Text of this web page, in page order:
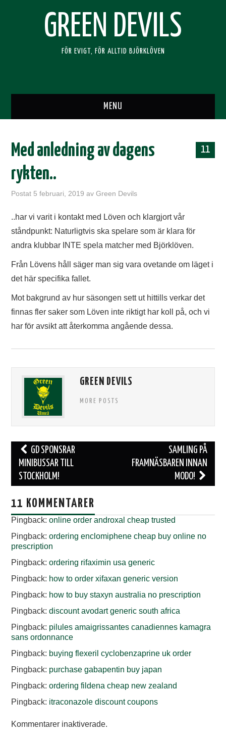
GREEN DEVILS
FÖR EVIGT, FÖR ALLTID BJÖRKLÖVEN
MENU
SUPPORTERKLUBBEN
TIFO
SOUVENIRER
11
Med anledning av dagens
rykten..
Postat 5 februari, 2019 avGreen Devils
..har vi varit i kontakt med Löven och klargjort vår
ståndpunkt: Naturligtvis ska spelare som är klara för
andra klubbar INTE spela matcher med Björklöven.
Från Lövens håll säger man sig vara ovetande om läget i
det här specifika fallet.
Mot bakgrund av hur säsongen sett ut hittills verkar det
finnas fler saker som Löven inte riktigt har koll på, och vi
har för avsikt att återkomma angående dessa.
GREEN DEVILS
MORE POSTS
Inläggsnavigering
GD SPONSRAR
MINIBUSSAR TILL
STOCKHOLM!
SAMLING PÅ
FRAMNÄSBAREN INNAN
MODO!
11 KOMMENTARER
Pingback:online order androxal cheap trusted
Pingback:ordering enclomiphene cheap buy online no
prescription
Pingback:ordering rifaximin usa generic
Pingback: how to order xifaxan generic version
Pingback: how to buy staxyn australia no prescription
Pingback:discount avodart generic south africa
Pingback: pilules amaigrissantes canadiennes kamagra
sans ordonnance
Pingback: buying flexeril cyclobenzaprine uk order
Pingback: purchase gabapentin buy japan
Pingback:ordering fildena cheap new zealand
Pingback: itraconazole discount coupons
Kommentarer inaktiverade.